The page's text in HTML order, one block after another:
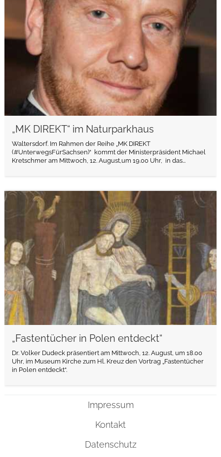
„MK DIREKT“ im Naturparkhaus
Waltersdorf. Im Rahmen der Reihe „MK DIREKT
(#UnterwegsFürSachsen)“ kommt der Ministerpräsident Michael
Kretschmer am Mittwoch, 12. August,um 19.00 Uhr, in das...
„Fastentücher in Polen entdeckt“
Dr. Volker Dudeck präsentiert am Mittwoch, 12. August, um 18.00
Uhr, im Museum Kirche zum Hl. Kreuz den Vortrag „Fastentücher
in Polen entdeckt“.
weiterlesen
Impressum
Kontakt
Datenschutz